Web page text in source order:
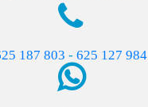
187 803 - 625 127 984